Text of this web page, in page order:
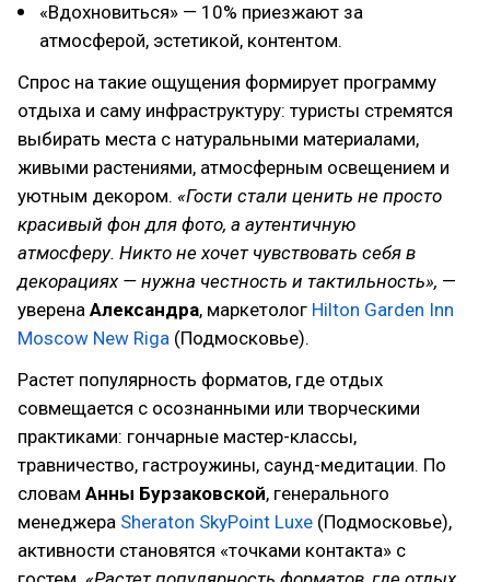
«Вдохновиться» — 10% приезжают за
атмосферой, эстетикой, контентом.
Спрос на такие ощущения формирует программу
отдыха и саму инфраструктуру: туристы стремятся
выбирать места с натуральными материалами,
живыми растениями, атмосферным освещением и
уютным декором. «Гости стали ценить не просто
красивый фон для фото, а аутентичную
атмосферу. Никто не хочет чувствовать себя в
декорациях — нужна честность и тактильность», —
уверена Александра, маркетолог Hilton Garden Inn
Moscow New Riga (Подмосковье).
Растет популярность форматов, где отдых
совмещается с осознанными или творческими
практиками: гончарные мастер-классы,
травничество, гастроужины, саунд-медитации. По
словам Анны Бурзаковской, генерального
менеджера Sheraton SkyPoint Luxe (Подмосковье),
активности становятся «точками контакта» с